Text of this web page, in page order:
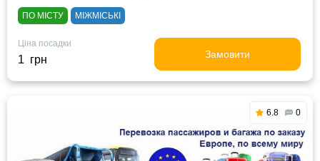
ПО МІСТУ МІЖМІСЬКІ
Ціна посадки
1 грн Замовити
6.8 0